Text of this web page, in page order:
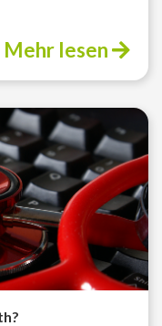
Mehr lesen